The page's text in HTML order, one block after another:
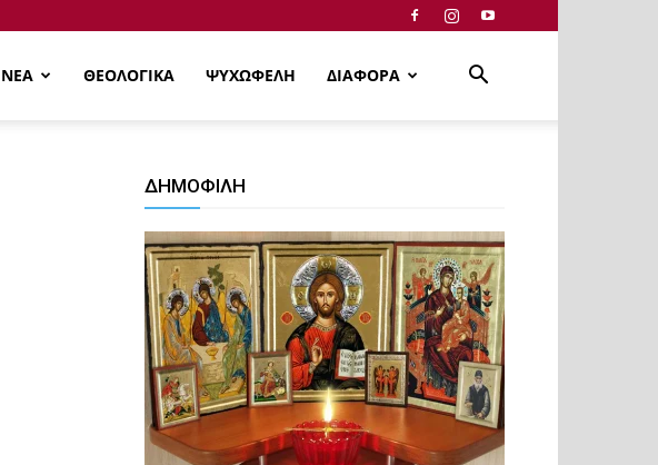
ΝΕΑ ΘΕΟΛΟΓΙΚΑ ΨΥΧΩΦΕΛΗ ΔΙΑΦΟΡΑ
ΔΗΜΟΦΙΛΗ